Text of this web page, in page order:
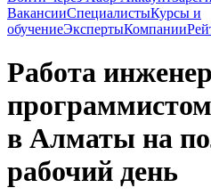
ВакансииСпециалистыКурсы и
обучениеЭкспертыКомпании
Работа
в Алматы на
рабочий день